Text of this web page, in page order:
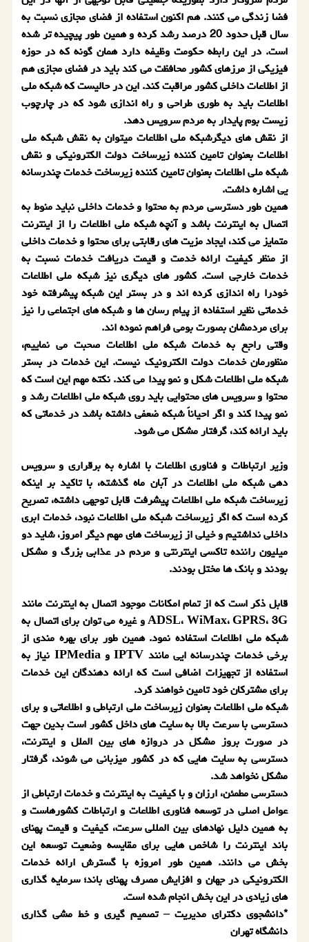
فضا زندگی می كنند. هم اكنون استفاده از فضای مجازی نسبت به
سال قبل حدود 20 درصد رشد كرده و همین طور پیچیده تر شده
است. در این رابطه حكومت وظیفه دارد همان گونه كه در حوزه
فیزیكی از مرزهای كشور محافظت می كند باید در فضای مجازی هم
از اطلاعات داخلی كشور مراقبت كند. این در حالیست كه شبكه ملی
اطلاعات باید به طوری طراحی و راه اندازی شود كه در چارچوب
زیست بوم پایدار به مردم سرویس دهد.
از نقش های دیگرشبكه ملی اطلاعات میتوان به نقش شبكه ملی
اطلاعات بعنوان تامین كننده زیرساخت دولت الكترونیكی و نقش
شبكه ملی اطلاعات بعنوان تامین كننده زیرساخت خدمات چندرسانه
یی اشاره داشت.
همین طور دسترسی مردم به محتوا و خدمات داخلی نباید منوط به
اتصال به اینترنت باشد و آنچه شبكه ملی اطلاعات را از اینترنت
متمایز می كند، ایجاد مزیت های رقابتی برای محتوا و خدمات داخلی
از منظر كیفیت ارائه خدمت و قیمت دریافت خدمات نسبت به
خدمات خارجی است. كشور های دیگری نیز شبكه ملی اطلاعات
خودرا راه اندازی كرده اند و در بستر این شبكه پیشرفته خود
خدماتی نظیر استفاده از پیام رسان ها و شبكه های اجتماعی را نیز
برای مردمشان بصورت بومی فراهم نموده اند.
وقتی راجع به خدمات شبكه ملی اطلاعات صحبت می نماییم،
منظورمان خدمات دولت الكترونیك نیست. این خدمات در بستر
شبكه ملی اطلاعات شكل و نمو پیدا می كند. نكته مهم این است كه
محتوا و سرویس های محتوایی باید روی شبكه ملی اطلاعات رشد و
نمو پیدا كند و اگر احیاناً شبكه ضعفی داشته باشد در خدماتی كه
باید ارائه كند، گرفتار مشكل می شود.
وزیر ارتباطات و فناوری اطلاعات با اشاره به برقراری و سرویس
دهی شبكه ملی اطلاعات در آبان ماه گذشته، با تاكید بر اینكه
زیرساخت شبكه ملی اطلاعات پیشرفت قابل توجهی داشته، تصریح
كرده است كه اگر زیرساخت شبكه ملی اطلاعات نبود، خدمات ابری
داخلی نداشتیم و خیلی از زیرساخت های مهم دیگر امروز، شاید دو
میلیون راننده تاكسی اینترنتی و مردم در عذابی بزرگ و مشكل
بودند و بانك ها مختل بودند.
قابل ذكر است كه از تمام امكانات موجود اتصال به اینترنت مانند
ADSL، WiMax، GPRS، 3G و غیره می توان برای اتصال به
شبكه ملی اطلاعات استفاده نمود. همین طور برای بهره مندی از
برخی خدمات چندرسانه ایی مانند IPTV و IPMedia نیاز به
استفاده از تجهیزات اضافی است كه ارائه دهندگان این خدمات
برای مشتركان خود تامین خواهند كرد.
شبكه ملی اطلاعات بعنوان زیرساخت ملی ارتباطی و اطلاعاتی و برای
دسترسی با سرعت بالا به سایت های داخل كشور است بدین جهت
در صورت بروز مشكل در دروازه های بین الملل و اینترنت،
دسترسی به سایت هایی كه در كشور میزبانی می شوند، گرفتار
مشكل نخواهد شد.
دسترسی مطمئن، ارزان و با كیفیت به اینترنت و خدمات ارتباطی از
عوامل اصلی در توسعه فناوری اطلاعات و ارتباطات كشورهاست و
به همین دلیل نهادهای بین المللی سرعت، كیفیت و قیمت پهنای
باند اینترنت را شاخص هایی برای مقایسه وضعیت توسعه این
بخش می دانند. همین طور امروزه با گسترش ارائه خدمات
الكترونیكی در جهان و افزایش مصرف پهنای باند؛ سرمایه گذاری
های زیادی در این بخش انجام شده است.
*دانشجوی دكترای مدیریت–تصمیم گیری و خط مشی گذاری
دانشگاه تهران